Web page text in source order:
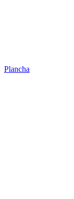
Plancha